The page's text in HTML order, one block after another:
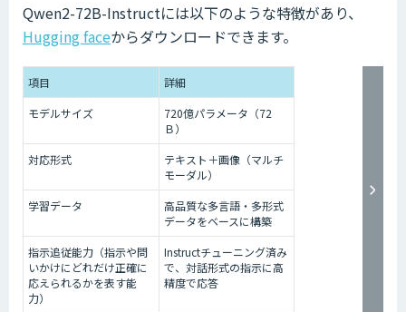
Qwen2-72B-Instructには以下のような特徴があり、
Hugging faceからダウンロードできます。
項目
詳細
モデルサイズ
720億パラメータ（72
Ｂ）
対応形式
テキスト＋画像（マルチ
モーダル）
学習データ
高品質な多言語・多形式
データをベースに構築
指示追従能力（指示や問
いかけにどれだけ正確に
応えられるかを表す能
力）
Instructチューニング済み
で、対話形式の指示に高
精度で応答